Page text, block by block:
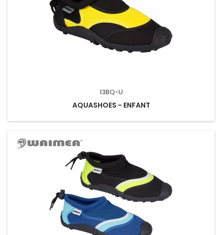
13BQ-U
AQUASHOES - ENFANT